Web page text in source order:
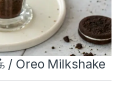
/ Oreo Milkshake